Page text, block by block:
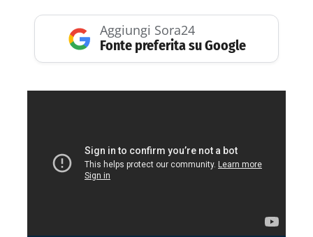
Aggiungi Sora24
Fonte preferita su Google